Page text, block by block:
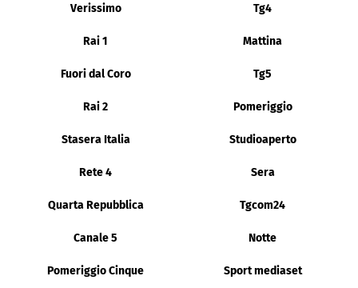
Verissimo Tg4
Rai 1 Mattina
Fuori dal Coro Tg5
Rai 2 Pomeriggio
Stasera Italia Studioaperto
Rete 4 Sera
Quarta Repubblica Tgcom24
Canale 5 Notte
Pomeriggio Cinque Sport mediaset